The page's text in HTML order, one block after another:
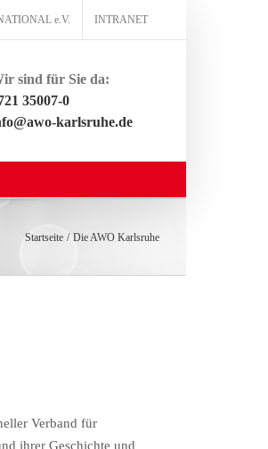
e.V. INTRANET
sind für Sie da:
35007-0
karlsruhe.de
Startseite Die AWO Karlsruhe
Verband für
ihrer Geschichte und